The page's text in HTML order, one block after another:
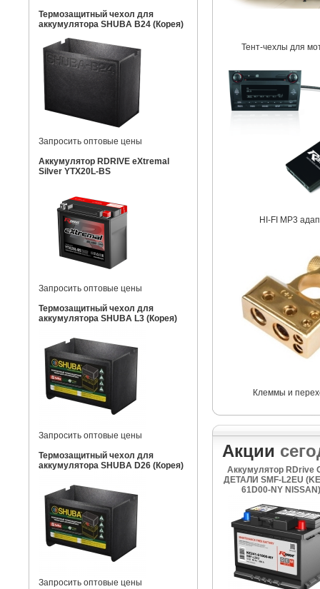
Термозащитный чехол для
аккумулятора SHUBA B24 (Корея)
Запросить оптовые цены
Аккумулятор RDRIVE eXtremal
Silver YTX20L-BS
Запросить оптовые цены
Термозащитный чехол для
аккумулятора SHUBA L3 (Корея)
Запросить оптовые цены
Термозащитный чехол для
аккумулятора SHUBA D26 (Корея)
Запросить оптовые цены
Тент-чехлы для
HI-FI MP3
Клеммы и
Акции
Аккумулятор RDrive
ДЕТАЛИ SMF-L2EU
61D00-NY NISSAN)